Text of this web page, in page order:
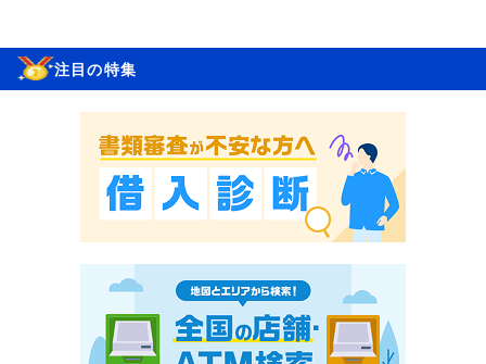
注目の特集